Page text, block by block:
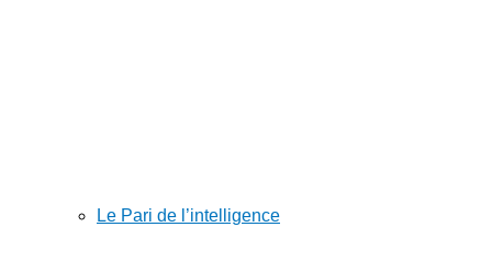
Le Pari de l’intelligence